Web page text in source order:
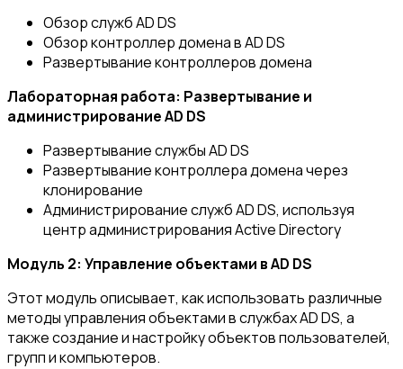
Обзор служб AD DS
Обзор контроллер домена в AD DS
Развертывание контроллеров домена
Лабораторная работа: Развертывание и
администрирование AD DS
Развертывание службы AD DS
Развертывание контроллера домена через
клонирование
Администрирование служб AD DS, используя
центр администрирования Active Directory
Модуль 2: Управление объектами в AD DS
Этот модуль описывает, как использовать различные
методы управления объектами в службах AD DS, а
также создание и настройку объектов пользователей,
групп и компьютеров.